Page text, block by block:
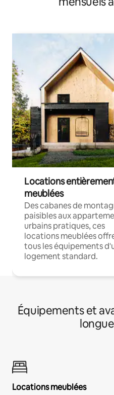
Locations
meublées
Des cabanes de
paisibles aux
urbains pratiques, ces
locations meublées
tous les équipements
logement standard.
Équipements et
Locations meublées